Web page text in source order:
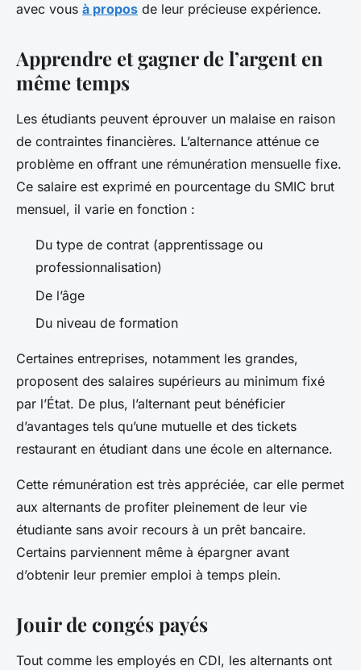
avec vous à propos de leur précieuse expérience.
Apprendre et gagner de l’argent en
même temps
Les étudiants peuvent éprouver un malaise en raison
de contraintes financières. L’alternance atténue ce
problème en offrant une rémunération mensuelle fixe.
Ce salaire est exprimé en pourcentage du SMIC brut
mensuel, il varie en fonction :
Du type de contrat (apprentissage ou
professionnalisation)
De l’âge
Du niveau de formation
Certaines entreprises, notamment les grandes,
proposent des salaires supérieurs au minimum fixé
par l’État. De plus, l’alternant peut bénéficier
d’avantages tels qu’une mutuelle et des tickets
restaurant en étudiant dans une école en alternance.
Cette rémunération est très appréciée, car elle permet
aux alternants de profiter pleinement de leur vie
étudiante sans avoir recours à un prêt bancaire.
Certains parviennent même à épargner avant
d’obtenir leur premier emploi à temps plein.
Jouir de congés payés
Tout comme les employés en CDI, les alternants ont